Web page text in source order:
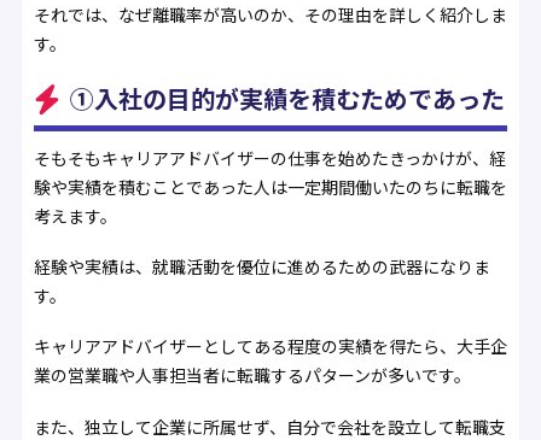
それでは、なぜ離職率が高いのか、その理由を詳しく紹介しま
す。
①入社の目的が実績を積むためであった
そもそもキャリアアドバイザーの仕事を始めたきっかけが、経
験や実績を積むことであった人は一定期間働いたのちに転職を
考えます。
経験や実績は、就職活動を優位に進めるための武器になりま
す。
キャリアアドバイザーとしてある程度の実績を得たら、大手企
業の営業職や人事担当者に転職するパターンが多いです。
また、独立して企業に所属せず、自分で会社を設立して転職支